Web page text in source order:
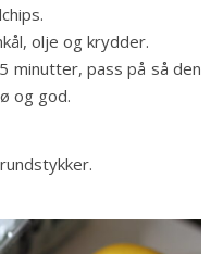
olje og krydder.
minutter, pass på så den
og god.